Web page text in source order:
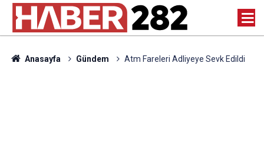
Anasayfa Gündem Atm Fareleri Adliyeye Sevk Edildi